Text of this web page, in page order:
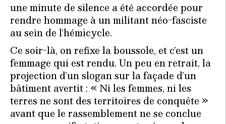
une minute de silence a été accordée pour
rendre hommage à un militant néo-fasciste
au sein de l’hémicycle.
Ce soir-là, on refixe la boussole, et c’est un
femmage qui est rendu. Un peu en retrait, la
projection d’un slogan sur la façade d’un
bâtiment avertit : « Ni les femmes, ni les
terres ne sont des territoires de conquête »
avant que le rassemblement ne se conclue